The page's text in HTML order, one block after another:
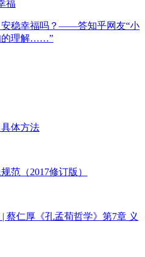
安稳幸福吗？——答知乎网友“小
的理解……”
体方法
范（2017修订版）
| 蔡仁厚《孔孟荀哲学》第7章 义